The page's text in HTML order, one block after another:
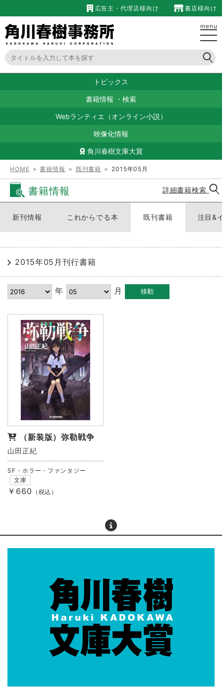
広告主・代理店様向け 書店様向け
menu
トピックス
書籍情報 ・ 検索
Webランティエ（オンライン小説）
映像化情報
角川春樹文庫大賞
HOME ＞書籍情報 ＞ 既刊書籍 ＞ 2015年05月
書籍情報 詳細書籍検索
新刊情報 これからでる本 既刊書籍 注目&
2015年05月刊行書籍
年 月
（新装版）弥勒戦争
山田正紀
SF・ホラー・ファンタジー
文庫
￥660 （税込）